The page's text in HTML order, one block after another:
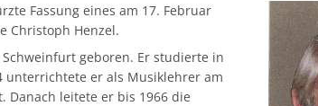
Fassung eines am 17. Februar
Christoph Henzel.
geboren. Er studierte in
unterrichtete er als Musiklehrer am
Danach leitete er bis 1966 die